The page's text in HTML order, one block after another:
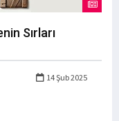
Sırları
14 Şub 2025